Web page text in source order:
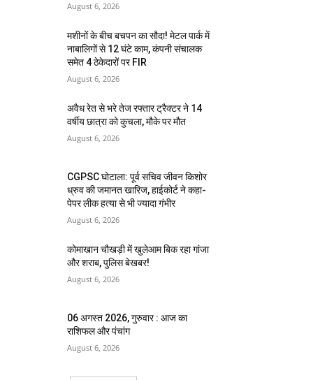
August 6, 2026
मशीनों के बीच बचपन का सौदा! मेटल पार्क में
नाबालिगों से 12 घंटे काम, कंपनी संचालक
समेत 4 ठेकेदारों पर FIR
August 6, 2026
अवैध रेत से भरे तेज रफ्तार ट्रैक्टर ने 14
वर्षीय छात्रा को कुचला, मौके पर मौत
August 6, 2026
CGPSC घोटाला: पूर्व सचिव जीवन किशोर
ध्रुव की जमानत खारिज, हाईकोर्ट ने कहा-
पेपर लीक हत्या से भी ज्यादा गंभीर
August 6, 2026
कोमाखान चौखड़ी में खुलेआम बिक रहा गांजा
और शराब, पुलिस बेखबर!
August 6, 2026
06 अगस्त 2026, गुरुवार : आज का
राशिफल और पंचांग
August 6, 2026